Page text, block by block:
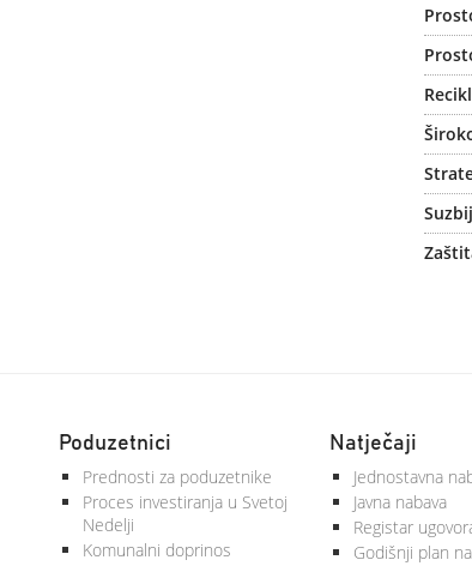
Poduzetnici
Prednosti za poduzetnike
Proces investiranja u Svetoj
Nedelji
Komunalni doprinos
Natječaji
Jednostavna
Javna nabava
Registar
Godišnji plan